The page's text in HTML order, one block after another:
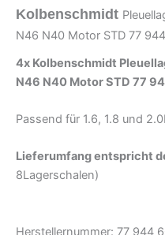
Kolbenschmidt
N46 N40 Motor STD 77
4x Kolbenschmidt
N46 N40 Motor STD 77
Passend für 1.6, 1.8 und
Lieferumfang entspricht
8Lagerschalen)
Herstellernummer: 77 944